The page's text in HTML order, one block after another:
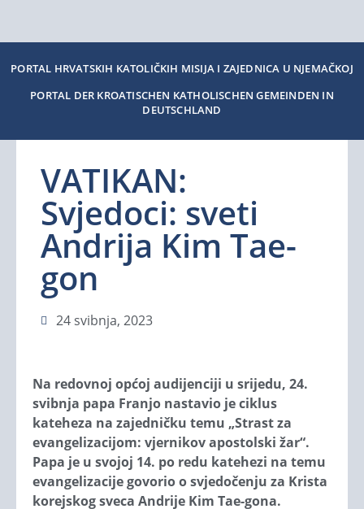
PORTAL HRVATSKIH KATOLIČKIH MISIJA I ZAJEDNICA U NJEMAČKOJ
PORTAL DER KROATISCHEN KATHOLISCHEN GEMEINDEN IN
DEUTSCHLAND
VATIKAN:
Svjedoci: sveti
Andrija Kim Tae-
gon
24 svibnja, 2023
Na redovnoj općoj audijenciji u srijedu, 24.
svibnja papa Franjo nastavio je ciklus
kateheza na zajedničku temu „Strast za
evangelizacijom: vjernikov apostolski žar“.
Papa je u svojoj 14. po redu katehezi na temu
evangelizacije govorio o svjedočenju za Krista
korejskog sveca Andrije Kim Tae-gona.